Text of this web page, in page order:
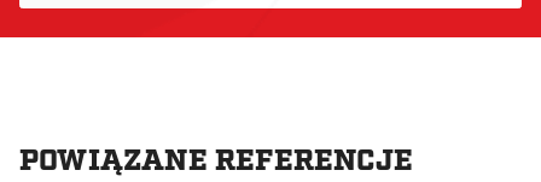
POWIĄZANE REFERENCJE